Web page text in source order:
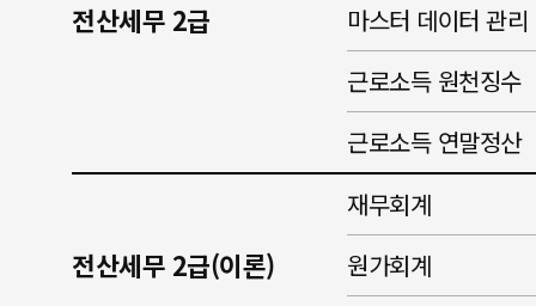
전산세무 2급
마스터 데이터 관리
근로소득 원천징수
근로소득 연말정산
전산세무 2급(이론)
재무회계
원가회계